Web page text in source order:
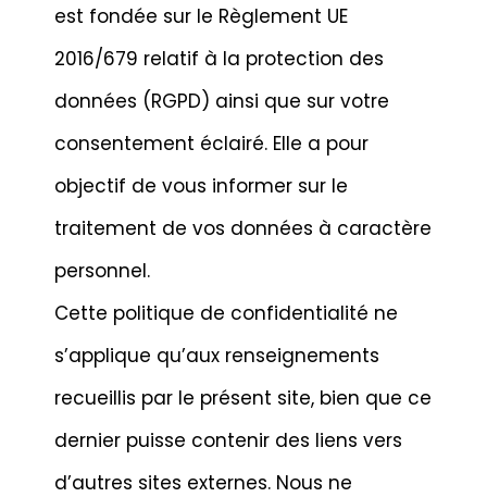
est fondée sur le Règlement UE
2016/679 relatif à la protection des
données (RGPD) ainsi que sur votre
consentement éclairé. Elle a pour
objectif de vous informer sur le
traitement de vos données à caractère
personnel.
Cette politique de confidentialité ne
s’applique qu’aux renseignements
recueillis par le présent site, bien que ce
dernier puisse contenir des liens vers
d’autres sites externes. Nous ne